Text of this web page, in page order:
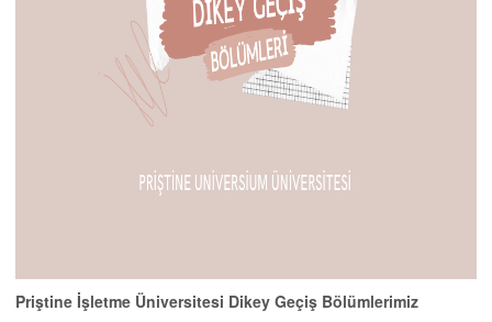
Priştine İşletme Üniversitesi Dikey Geçiş Bölümlerimiz